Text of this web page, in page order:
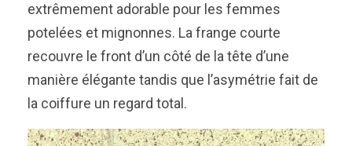
extrêmement adorable pour les femmes
potelées et mignonnes. La frange courte
recouvre le front d’un côté de la tête d’une
manière élégante tandis que l’asymétrie fait de
la coiffure un regard total.